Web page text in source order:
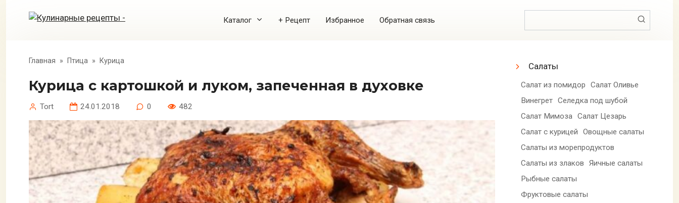
Каталог + Рецепт Избранное Обратная связь
Главная » Птица » Курица
Курица с картошкой и луком, запеченная в духовке
Tort 24.01.2018 0 482
Салаты
Салат из помидор
Салат Оливье
Винегрет Селедка под шубой
Салат Мимоза Салат Цезарь
Салат с курицей
Овощные салаты
Салаты из морепродуктов
Салаты из злаков
Яичные салаты
Рыбные салаты
Фруктовые салаты